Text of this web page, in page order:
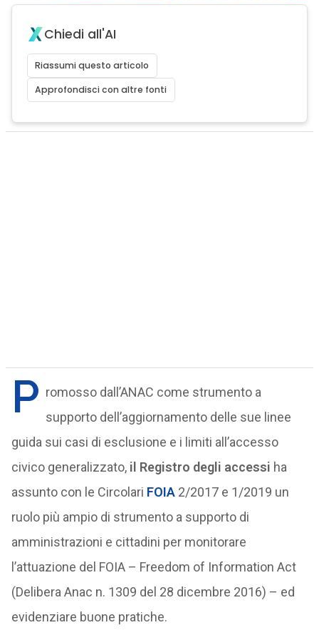
Chiedi all'AI
Riassumi questo articolo
Approfondisci con altre fonti
P romosso dall’ANAC come strumento a
supporto dell’aggiornamento delle sue linee
guida sui casi di esclusione e i limiti all’accesso
civico generalizzato, il Registro degli accessi ha
assunto con le Circolari FOIA2/2017 e 1/2019 un
ruolo più ampio di strumento a supporto di
amministrazioni e cittadini per monitorare
l’attuazione del FOIA – Freedom of Information Act
(Delibera Anac n. 1309 del 28 dicembre 2016) – ed
evidenziare buone pratiche.